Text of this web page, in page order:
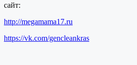
сайт:
http://megamama17.ru
https://vk.com/gencleankras